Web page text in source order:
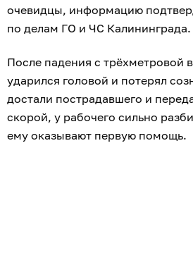
очевидцы, информацию
по делам ГО и ЧС Калининграда.
После падения с трёхметровой
ударился головой и потерял
достали пострадавшего и
скорой, у рабочего сильно
ему оказывают первую помощь.